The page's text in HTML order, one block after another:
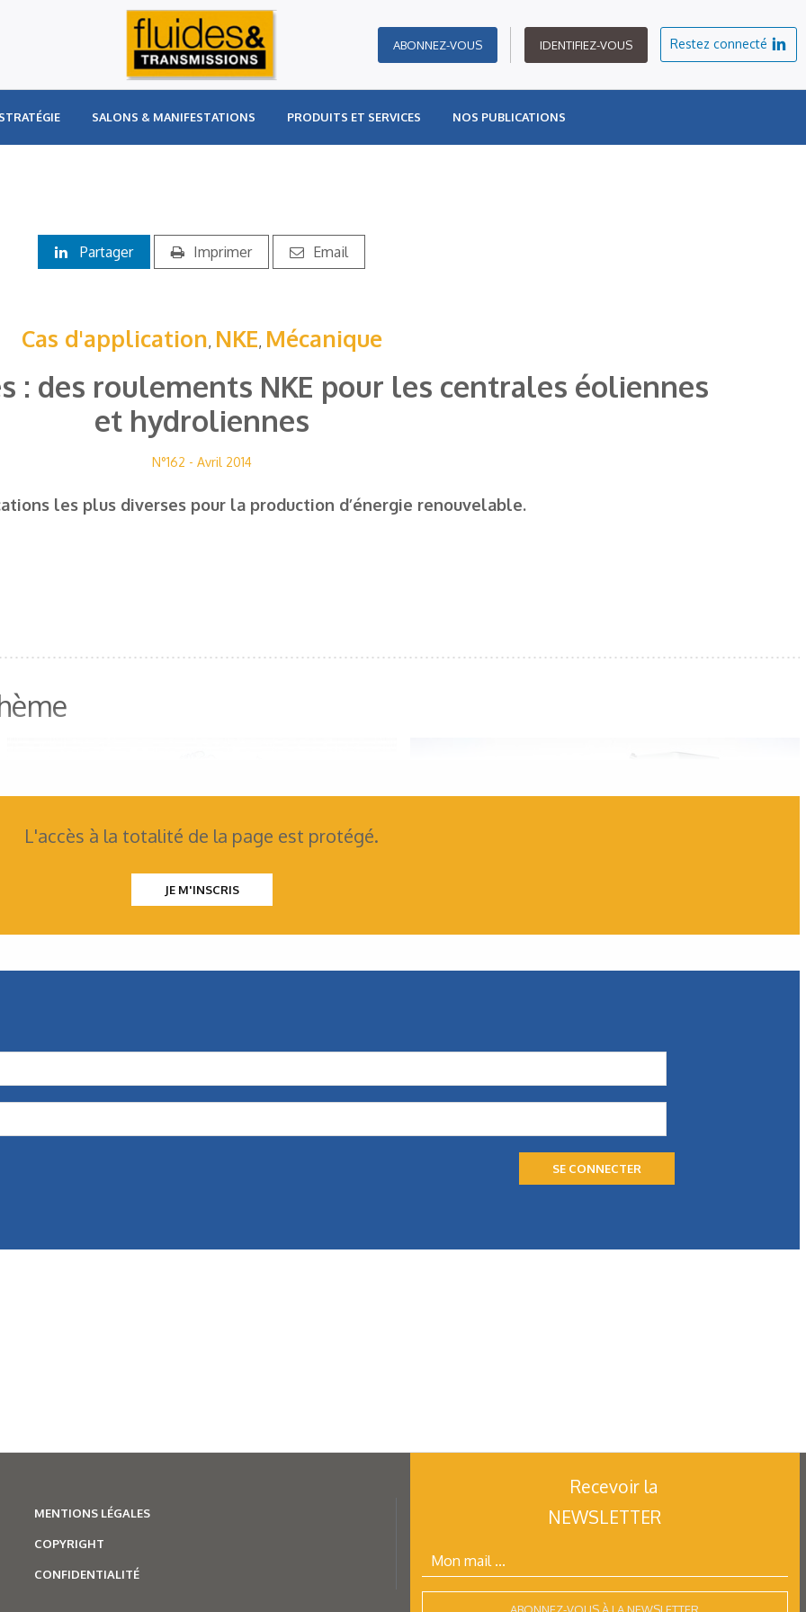
ABONNEZ-VOUS IDENTIFIEZ-VOUS Restez connecté
STRATÉGIE SALONS & MANIFESTATIONS PRODUITS ET SERVICES NOS PUBLICATIONS
Partager Imprimer Email
Cas d'application, NKE, Mécanique
: des roulements NKE pour les centrales éoliennes
et hydroliennes
N°162 - Avril 2014
les plus diverses pour la production d’énergie renouvelable.
pour les entraînements
Avec sa gamme de produits modulaires, Nord Drivesystems
énergie
WEG présente une palette de solutions économe en
pour aider les exploitants à faire face…
L'accès à la totalité de la page est protégé.
JE M'INSCRIS
SE CONNECTER
MENTIONS LÉGALES
COPYRIGHT
CONFIDENTIALITÉ
Recevoir la
NEWSLETTER